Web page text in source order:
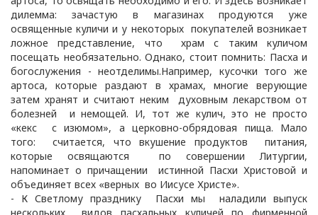
дилемма: зачастую в магазинах продуются уже
освященные куличи и у некоторых покупателей возникает
ложное представление, что храм с таким куличом
посещать необязательно. Однако, стоит помнить: Пасха и
богослужения - неотделимы.Например, кусочки того же
артоса, которые раздают в храмах, многие верующие
затем хранят и считают неким духовным лекарством от
болезней и немощей. И, тот же кулич, это не просто
«кекс с изюмом», а церковно-обрядовая пища. Мало
того: считается, что вкушение продуктов питания,
которые освящаются по совершении Литургии,
напоминает о причащении истинной Пасхи Христовой и
объединяет всех «верных во Иисусе Христе».
- К Светлому празднику Пасхи мы наладили выпуск